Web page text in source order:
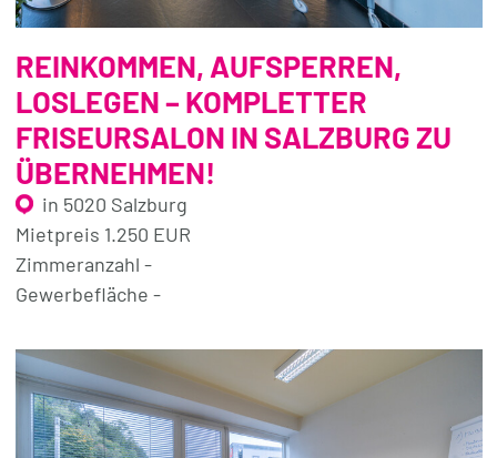
REINKOMMEN, AUFSPERREN,
LOSLEGEN – KOMPLETTER
FRISEURSALON IN SALZBURG ZU
ÜBERNEHMEN!
in 5020 Salzburg
Mietpreis 1.250 EUR
Zimmeranzahl -
Gewerbefläche -